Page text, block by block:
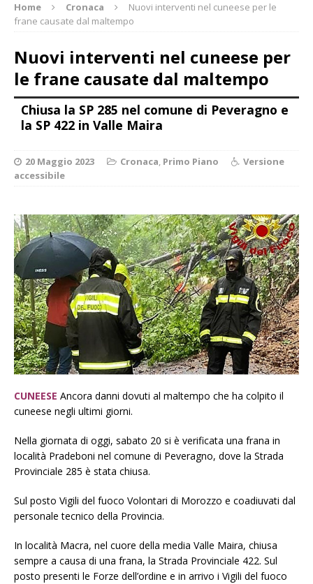
Home Cronaca
Nuovi interventi nel cuneese per le
frane causate dal maltempo
Nuovi interventi nel cuneese per
le frane causate dal maltempo
Chiusa la SP 285 nel comune di Peveragno e
la SP 422 in Valle Maira
20 Maggio 2023 Cronaca, Primo Piano
Versione
accessibile
CUNEESE Ancora danni dovuti al maltempo che ha colpito il
cuneese negli ultimi giorni.
Nella giornata di oggi, sabato 20 si è verificata una frana in
località Pradeboni nel comune di Peveragno, dove la Strada
Provinciale 285 è stata chiusa.
Sul posto Vigili del fuoco Volontari di Morozzo e coadiuvati dal
personale tecnico della Provincia.
In località Macra, nel cuore della media Valle Maira, chiusa
sempre a causa di una frana, la Strada Provinciale 422. Sul
posto presenti le Forze dell’ordine e in arrivo i Vigili del fuoco